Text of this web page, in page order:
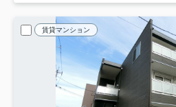
賃貸マンション